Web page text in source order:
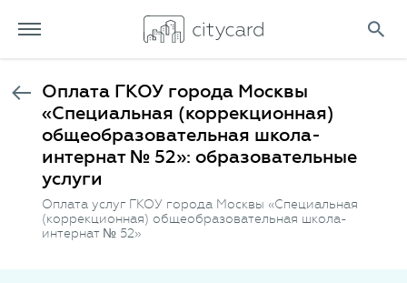
Оплата ГКОУ города Москвы
«Специальная (коррекционная)
общеобразовательная школа-
интернат № 52»: образовательные
услуги
Оплата услуг ГКОУ города Москвы «Специальная
(коррекционная) общеобразовательная школа-
интернат № 52»